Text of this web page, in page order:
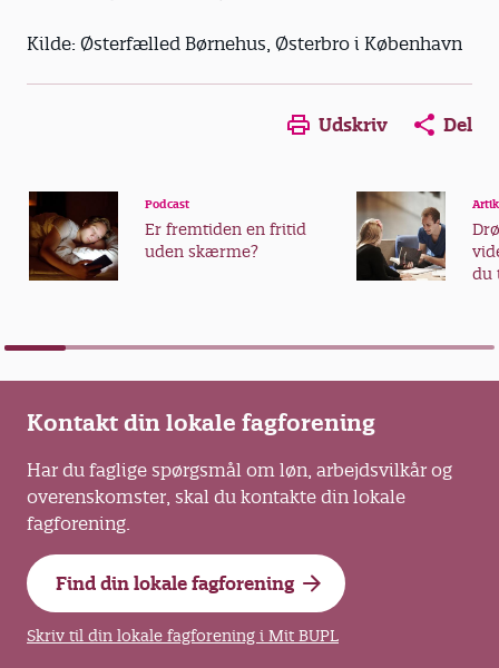
Kilde: Østerfælled Børnehus, Østerbro i København
Udskriv Del
Podcast
Er fremtiden en fritid
uden skærme?
du
Kontakt din lokale fagforening
Har du faglige spørgsmål om løn, arbejdsvilkår og
overenskomster, skal du kontakte din lokale
fagforening.
Find din lokale fagforening
Skriv til din lokale fagforening i Mit BUPL